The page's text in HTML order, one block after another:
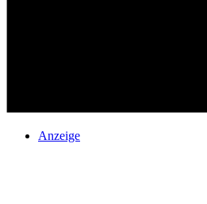
Anzeige